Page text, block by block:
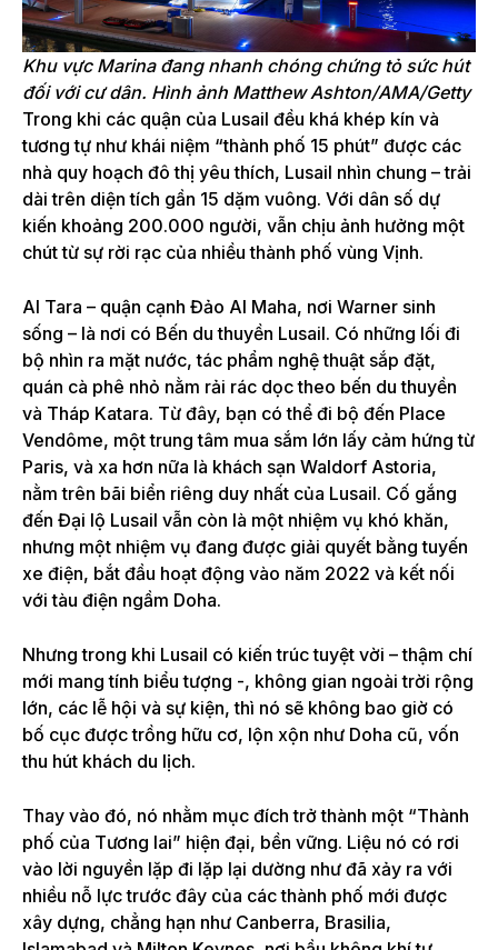
Khu vực Marina đang nhanh chóng chứng tỏ sức hút
đối với cư dân. Hình ảnh Matthew Ashton/AMA/Getty
Trong khi các quận của Lusail đều khá khép kín và
tương tự như khái niệm “thành phố 15 phút” được các
nhà quy hoạch đô thị yêu thích, Lusail nhìn chung – trải
dài trên diện tích gần 15 dặm vuông. Với dân số dự
kiến ​​khoảng 200.000 người, vẫn chịu ảnh hưởng một
chút từ sự rời rạc của nhiều thành phố vùng Vịnh.
Al Tara – quận cạnh Đảo Al Maha, nơi Warner sinh
sống – là nơi có Bến du thuyền Lusail. Có những lối đi
bộ nhìn ra mặt nước, tác phẩm nghệ thuật sắp đặt,
quán cà phê nhỏ nằm rải rác dọc theo bến du thuyền
và Tháp Katara. Từ đây, bạn có thể đi bộ đến Place
Vendôme, một trung tâm mua sắm lớn lấy cảm hứng từ
Paris, và xa hơn nữa là khách sạn Waldorf Astoria,
nằm trên bãi biển riêng duy nhất của Lusail. Cố gắng
đến Đại lộ Lusail vẫn còn là một nhiệm vụ khó khăn,
nhưng một nhiệm vụ đang được giải quyết bằng tuyến
xe điện, bắt đầu hoạt động vào năm 2022 và kết nối
với tàu điện ngầm Doha.
Nhưng trong khi Lusail có kiến ​​trúc tuyệt vời – thậm chí
mới mang tính biểu tượng -, không gian ngoài trời rộng
lớn, các lễ hội và sự kiện, thì nó sẽ không bao giờ có
bố cục được trồng hữu cơ, lộn xộn như Doha cũ, vốn
thu hút khách du lịch.
Thay vào đó, nó nhằm mục đích trở thành một “Thành
phố của Tương lai” hiện đại, bền vững. Liệu nó có rơi
vào lời nguyền lặp đi lặp lại dường như đã xảy ra với
nhiều nỗ lực trước đây của các thành phố mới được
xây dựng, chẳng hạn như Canberra, Brasilia,